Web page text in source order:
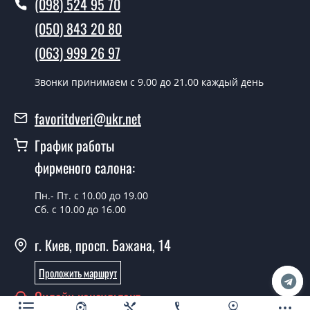
Да производим. Монтаж межкомнатных дверей ТМ
Фаворит производится согласно очереди, во все дни
кроме воскресенья.
Techno-28?
Стоимость установки дверей Techno-28 - от 1800 грн.
Можно на сегодня вызвать
замерщика?
Да можно.
У вас есть в наличии готовые
межкомнатные двери фаворит?
Да, мы имеем большой ассортимент готовых
межкомнатных дверей ТМ Фаворит.
(098) 524 95 70
(050) 843 20 80
(063) 999 26 97
Звонки принимаем c 9.00 до 21.00 каждый день
favoritdveri@ukr.net
График работы
фирменого салона:
Пн.- Пт. с 10.00 до 19.00
Сб. с 10.00 до 16.00
г. Киев, просп. Бажана, 14
Проложить маршрут
Онлайн консультант